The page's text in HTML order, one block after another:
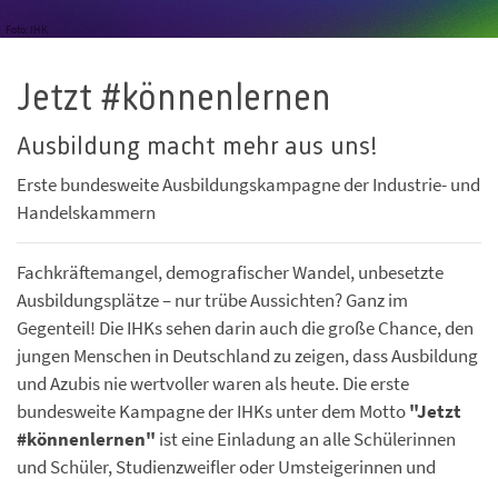
Foto: IHK
Jetzt #könnenlernen
Ausbildung macht mehr aus uns!
Erste bundesweite Ausbildungskampagne der Industrie- und
Handelskammern
Fachkräftemangel, demografischer Wandel, unbesetzte
Ausbildungsplätze – nur trübe Aussichten? Ganz im
Gegenteil! Die IHKs sehen darin auch die große Chance, den
jungen Menschen in Deutschland zu zeigen, dass Ausbildung
und Azubis nie wertvoller waren als heute. Die erste
bundesweite Kampagne der IHKs unter dem Motto"Jetzt
#könnenlernen" ist eine Einladung an alle Schülerinnen
und Schüler, Studienzweifler oder Umsteigerinnen und